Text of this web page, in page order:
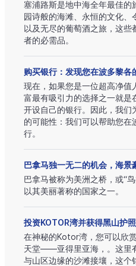
塞浦路斯是地中海全年最佳的
园诗般的海滩、永恒的文化、
以及无尽的葡萄酒之旅，这些
者的必需品。
购买银行：发现您在波多黎各
现在，如果您是一位超高净值
富最有吸引力的选择之一就是
开设自己的银行。因此，我们
的可能性：我们可以帮助您在
行。
巴拿马独一无二的机会，海景
巴拿马被称为美洲之桥，或“
以其美丽著称的国家之一。
投资KOTOR湾并获得黑山护照
在神秘的Kotor湾，您可以欣
天堂——亚得里亚海，。这里
与山区边缘的沙滩接壤，这个